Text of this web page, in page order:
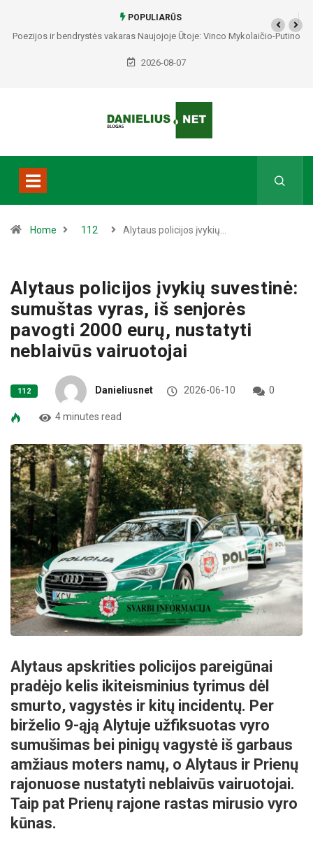
POPULIARŪS
Poezijos ir bendrystės vakaras Naujojoje Ūtoje: Vinco Mykolaičio-Putino
tėviškėje skambės eilės, dainos ir arbatos puodelių šiluma
2026-08-07
Home 112 Alytaus policijos įvykių…
Alytaus policijos įvykių suvestinė:
sumuštas vyras, iš senjorės
pavogti 2000 eurų, nustatyti
neblaivūs vairuotojai
112 Danieliusnet 2026-06-10 0
4 minutes read
Alytaus apskrities policijos pareigūnai
pradėjo kelis ikiteisminius tyrimus dėl
smurto, vagystės ir kitų incidentų. Per
birželio 9-ąją Alytuje užfiksuotas vyro
sumušimas bei pinigų vagystė iš garbaus
amžiaus moters namų, o Alytaus ir Prienų
rajonuose nustatyti neblaivūs vairuotojai.
Taip pat Prienų rajone rastas mirusio vyro
kūnas.